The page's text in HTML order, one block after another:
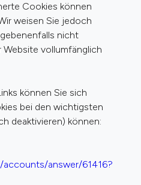
Cookies können
weisen Sie jedoch
nicht
vollumfänglich
können Sie sich
bei den wichtigsten
deaktivieren) können:
answer/61416?